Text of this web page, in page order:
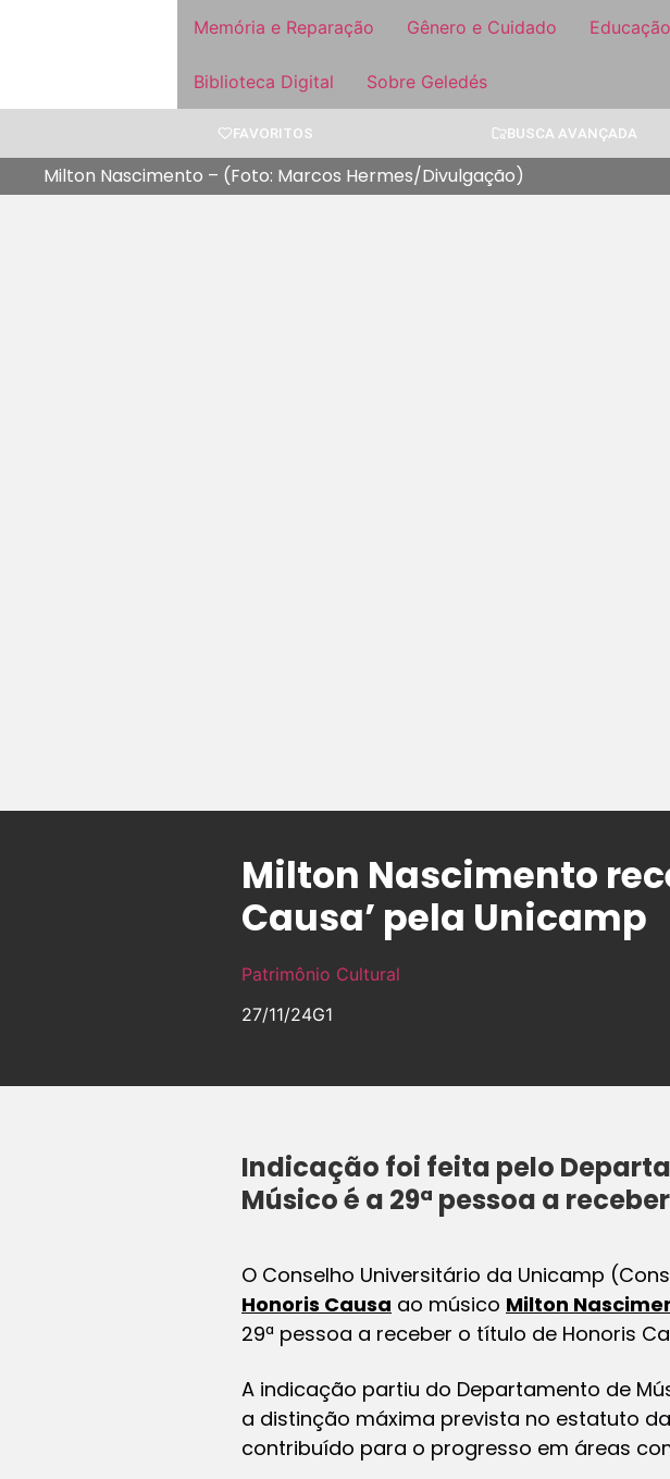
Memória e Reparação Gênero e Cuidado
Biblioteca Digital Sobre Geledés
FAVORITOS BUSCA AVANÇADA
Milton Nascimento – (Foto: Marcos Hermes/Divulgação)
Milton Nascimento
Causa’ pela Unicamp
Patrimônio Cultural
27/11/24G1
Indicação foi feita pelo
Músico é a 29ª pessoa a
O Conselho Universitário da Unicamp
Honoris Causa ao músico Milton
29ª pessoa a receber o título de Honoris
A indicação partiu do Departamento de
a distinção máxima prevista no estatuto
contribuído para o progresso em áreas